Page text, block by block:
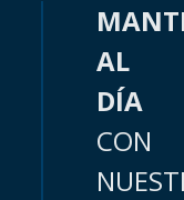
AL
DÍA
CON